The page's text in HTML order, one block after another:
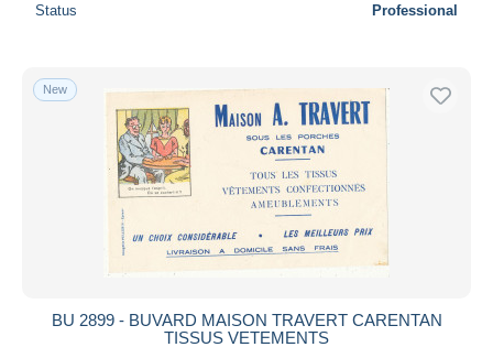
Status Professional
New
BU 2899 - BUVARD MAISON TRAVERT CARENTAN
TISSUS VETEMENTS